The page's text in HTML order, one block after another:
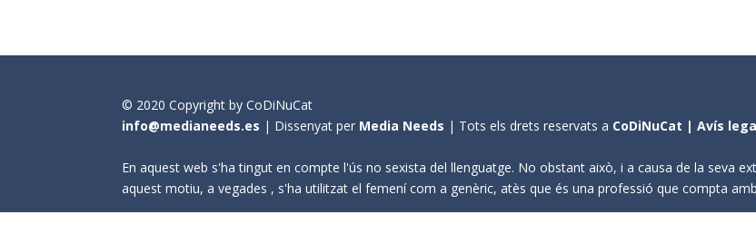
© 2020 Copyright by CoDiNuCat
info@medianeeds.es | Dissenyat per Media Needs | Tots els drets reservats a CoDiNuCat |Avís
En aquest web s'ha tingut en compte l'ús no sexista del llenguatge. No obstant això, i a causa de la seva
aquest motiu, a vegades , s'ha utilitzat el femení com a genèric, atès que és una professió que compta